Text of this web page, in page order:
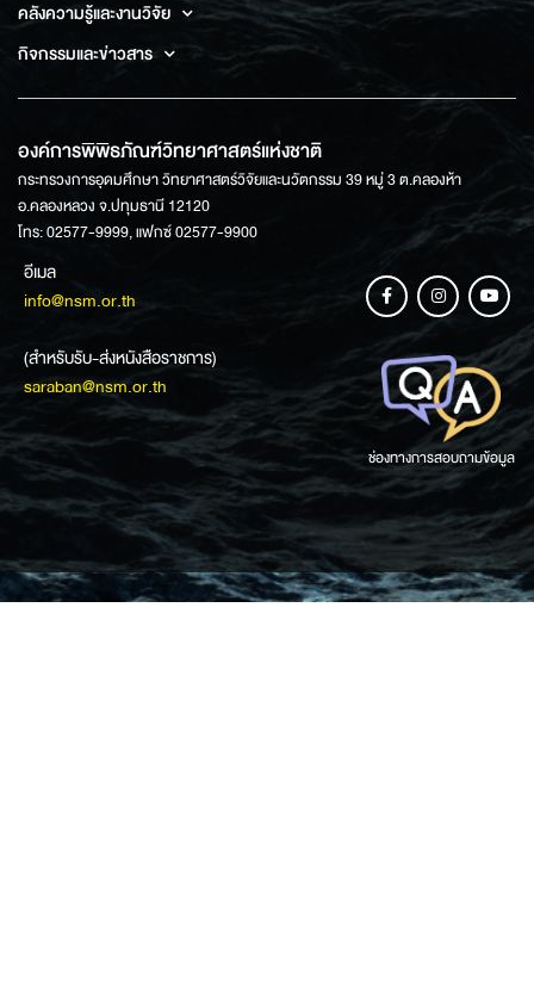
คลังความรู้และงานวิจัย
กิจกรรมและข่าวสาร
องค์การพิพิธภัณฑ์วิทยาศาสตร์แห่งชาติ
กระทรวงการอุดมศึกษา วิทยาศาสตร์วิจัยและนวัตกรรม 39 หมู่ 3 ต.คลองห้า
อ.คลองหลวง จ.ปทุมธานี 12120
โทร: 02577-9999, แฟกซ์ 02577-9900
อีเมล
info@nsm.or.th
(สำหรับรับ-ส่งหนังสือราชการ)
saraban@nsm.or.th
ช่องทางการสอบถามข้อมูล